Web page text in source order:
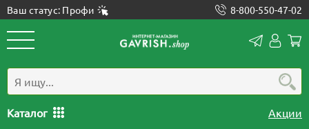
Ваш статус: Профи 8-800-550-47-02
Каталог Акции